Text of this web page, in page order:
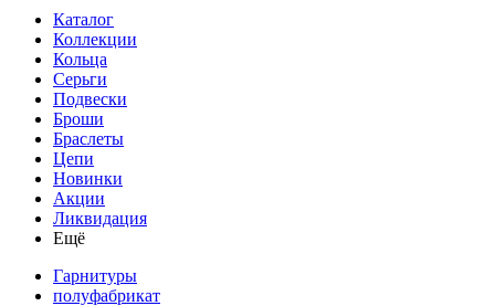
Каталог
Коллекции
Кольца
Серьги
Подвески
Броши
Браслеты
Цепи
Новинки
Акции
Ликвидация
Ещё
Гарнитуры
полуфабрикат